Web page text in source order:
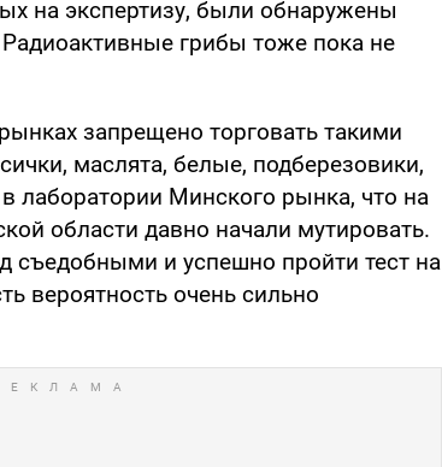
на экспертизу, были обнаружены
грибы тоже пока не
запрещено торговать такими
маслята, белые, подберезовики,
лаборатории Минского рынка, что на
области давно начали мутировать.
съедобными и успешно пройти тест на
вероятность очень сильно